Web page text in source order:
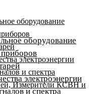
оборудование
электроэнергии
и спектра
Измерители КСВН и
оборудование
электроэнергии
и спектра